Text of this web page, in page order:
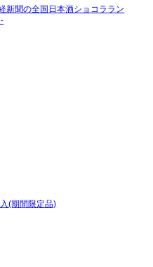
聞の全国日本酒ショコララン
(期間限定品)